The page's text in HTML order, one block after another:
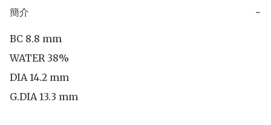
簡介 −
BC 8.8 mm
WATER 38%
DIA 14.2 mm
G.DIA 13.3 mm